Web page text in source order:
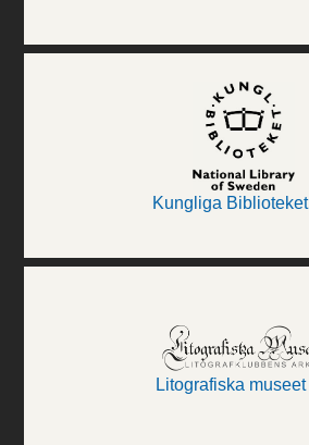
Kungliga Biblioteket
Litografiska museet